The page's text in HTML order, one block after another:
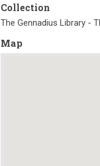
Collection
The Gennadius Library -
Map